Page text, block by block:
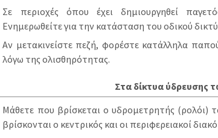
Σε περιοχές όπου έχει δημιουργηθεί
Ενημερωθείτε για την κατάσταση του οδικού
Αν μετακινείστε πεζή, φορέστε κατάλληλα
λόγω της ολισθηρότητας.
Στα δίκτυα ύδρευσης
Μάθετε που βρίσκεται ο υδρομετρητής (ρολόι)
βρίσκονται ο κεντρικός και οι περιφερειακοί